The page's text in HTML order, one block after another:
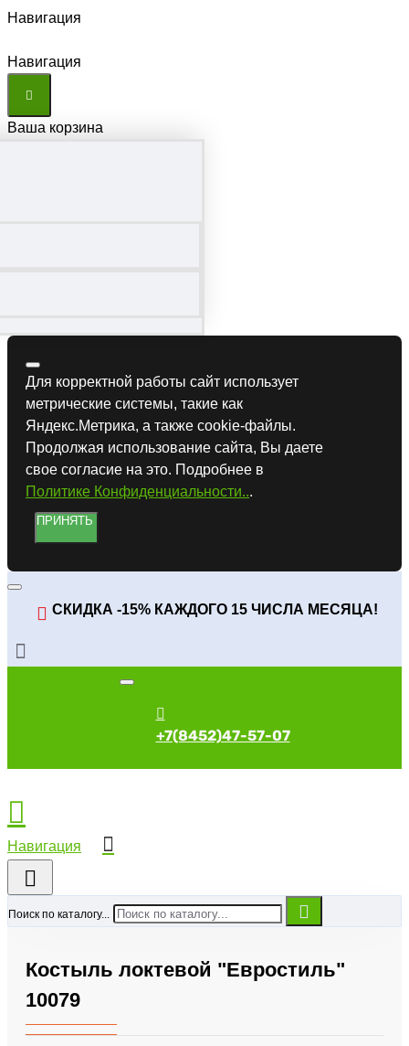
Навигация
Навигация
Ваша корзина
Для корректной работы сайт использует
метрические системы, такие как
Яндекс.Метрика, а также cookie-файлы.
Продолжая использование сайта, Вы даете
свое согласие на это. Подробнее в
Политике Конфиденциальности...
ПРИНЯТЬ
СКИДКА -15% КАЖДОГО 15 ЧИСЛА МЕСЯЦА!
+7(8452)47-57-07
Поиск по каталогу...
Костыль локтевой "Евростиль"
10079